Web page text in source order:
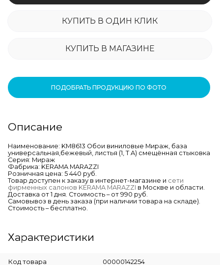
КУПИТЬ В ОДИН КЛИК
КУПИТЬ В МАГАЗИНЕ
ПОДОБРАТЬ ПРОДУКЦИЮ ПО ФОТО
Описание
Наименование: KM8613 Обои виниловые Мираж, база
универсальная,бежевый, листья (1, Т A) смещённая стыковка
Серия: Мираж
Фабрика: KERAMA MARAZZI
Розничная цена: 5 440 руб.
Товар доступен к заказу в интернет-магазине и сети
фирменных салонов KERAMA MARAZZI в Москве и области.
Доставка от 1 дня. Стоимость – от 990 руб.
Самовывоз в день заказа (при наличии товара на складе).
Стоимость – бесплатно.
Характеристики
Код товара 00000142254